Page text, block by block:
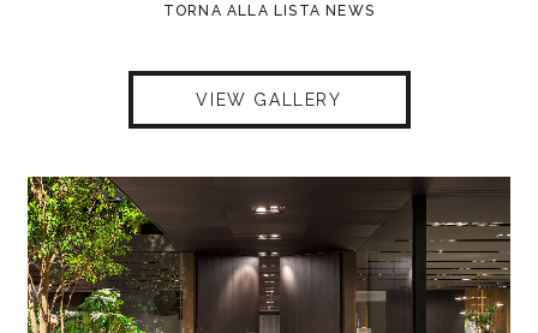
VIEW GALLERY
TORNA ALLA LISTA NEWS